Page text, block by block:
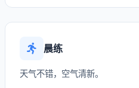
晨练
天气不错，空气清新。